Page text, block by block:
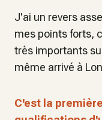
J'ai un revers
mes points forts,
très importants
même arrivé à
C'est la